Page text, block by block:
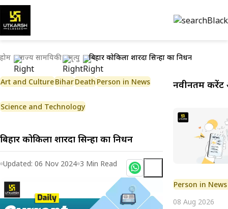
होम राज्य सामयिकी मृत्यु बिहार कोकिला शारदा सिन्हा का निधन
Art and CultureBiharDeath Person in News
Science and Technology
बिहार कोकिला शारदा सिन्हा का निधन
Updated: 06 Nov 2024 3 Min Read
नवीनतम करेंट
Person in News
08 Aug 2026